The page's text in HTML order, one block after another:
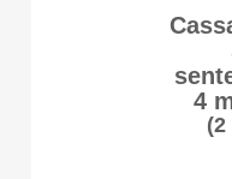
4
(2